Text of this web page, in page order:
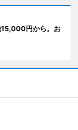
15,000円から。お